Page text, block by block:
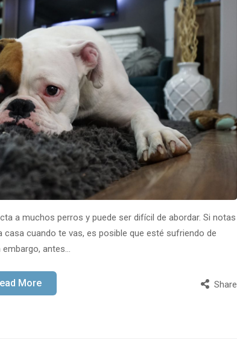
a muchos perros y puede ser difícil de abordar. Si notas
cuando te vas, es posible que esté sufriendo de
antes…
More Share